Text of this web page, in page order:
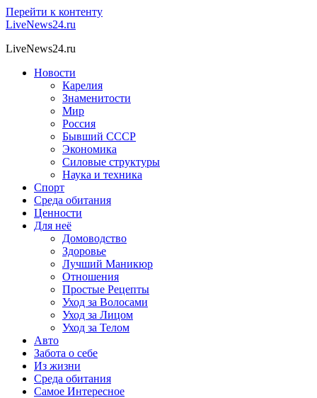
Перейти к контенту
LiveNews24.ru
LiveNews24.ru
Новости
Карелия
Знаменитости
Мир
Россия
Бывший СССР
Экономика
Силовые структуры
Наука и техника
Спорт
Среда обитания
Ценности
Для неё
Домоводство
Здоровье
Лучший Маникюр
Отношения
Простые Рецепты
Уход за Волосами
Уход за Лицом
Уход за Телом
Авто
Забота о себе
Из жизни
Среда обитания
Самое Интересное